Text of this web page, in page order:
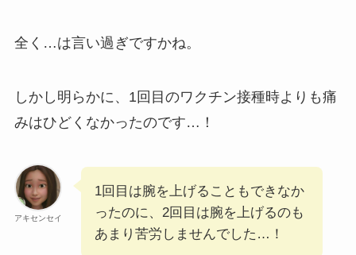
全く…は言い過ぎですかね。
しかし明らかに、1回目のワクチン接種時よりも痛
みはひどくなかったのです…！
アキセンセイ
1回目は腕を上げることもできなか
ったのに、2回目は腕を上げるのも
あまり苦労しませんでした…！